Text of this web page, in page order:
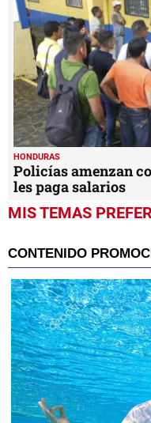
HONDURAS
Policías amenzan
les paga salarios
MIS TEMAS